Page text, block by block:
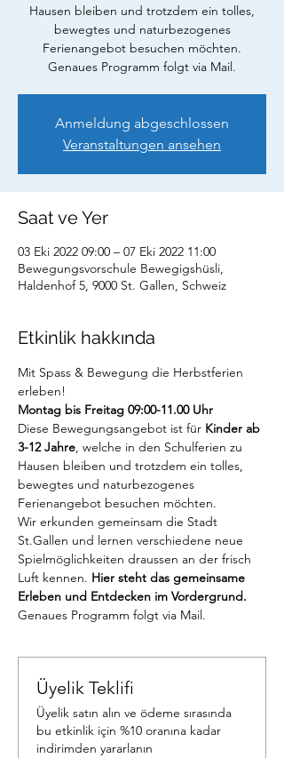
Hausen bleiben und trotzdem ein tolles,
bewegtes und naturbezogenes
Ferienangebot besuchen möchten.
Genaues Programm folgt via Mail.
Anmeldung abgeschlossen
Veranstaltungen ansehen
Saat ve Yer
03 Eki 2022 09:00 – 07 Eki 2022 11:00
Bewegungsvorschule Bewegigshüsli,
Haldenhof 5, 9000 St. Gallen, Schweiz
Etkinlik hakkında
Mit Spass & Bewegung die Herbstferien
erleben!
Montag bis Freitag 09:00-11.00 Uhr
Diese Bewegungsangebot ist für Kinder ab
3-12 Jahre, welche in den Schulferien zu
Hausen bleiben und trotzdem ein tolles,
bewegtes und naturbezogenes
Ferienangebot besuchen möchten.
Wir erkunden gemeinsam die Stadt
St.Gallen und lernen verschiedene neue
Spielmöglichkeiten draussen an der frisch
Luft kennen. Hier steht das gemeinsame
Erleben und Entdecken im Vordergrund.
Genaues Programm folgt via Mail.
Üyelik Teklifi
Üyelik satın alın ve ödeme sırasında
bu etkinlik için %10 oranına kadar
indirimden yararlanın